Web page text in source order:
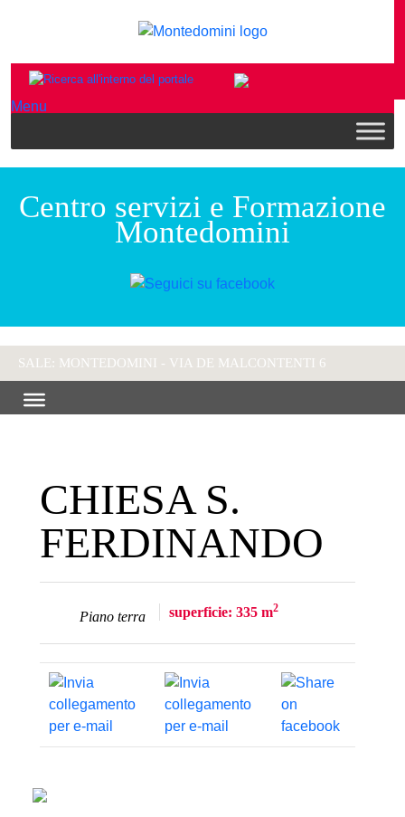
Menu
Centro servizi e Formazione
Montedomini
SALE: MONTEDOMINI - VIA DE MALCONTENTI 6
CHIESA S.
FERDINANDO
Piano terra superficie: 335 m2